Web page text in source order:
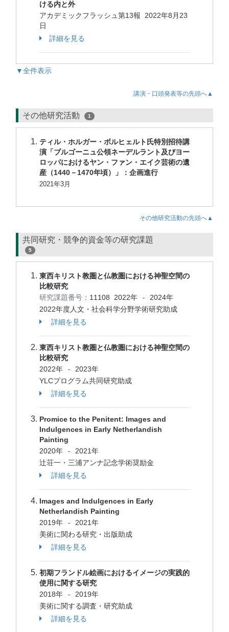
ける内と外
アカデミックフラッシュ第13報 2022年8月23
日
詳細を見る
▼全件表示
講演・口頭発表等の先頭へ▲
その他研究活動 1
ティル・ホルガー・ボルヒェルト氏特別招待講
演「ブルゴーニュ公領ネーデルラント及びヨー
ロッパにおけるヤン・ファン・エイク芸術の遺
産（1440－1470年頃）」：企画進行
2021年3月
その他研究活動の先頭へ▲
共同研究・競争的資金等の研究課題
5
東西キリスト教圏と仏教圏における神聖空間の
比較研究
研究課題番号： 11108 2022年 -
2024年
2022年度人文・社会科学分野学術研究助成
詳細を見る
東西キリスト教圏と仏教圏における神聖空間の
比較研究
2022年
-
2023年
YLCプログラム共同研究助成
詳細を見る
Promice to the Penitent: Images and
Indulgences in Early Netherlandish
Painting
2020年
-
2021年
辻荘一・三浦アンナ記念学術奨励金
詳細を見る
Images and Indulgences in Early
Netherlandish Painting
2019年
-
2021年
美術に関わる研究・出版助成
詳細を見る
初期フランドル絵画におけるイメージの実践的
使用に関する研究
2018年
-
2019年
美術に関する調査・研究助成
詳細を見る